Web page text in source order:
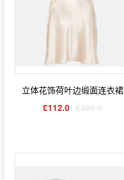
立体花饰荷叶边缎面连衣裙
£112.0 £320.0